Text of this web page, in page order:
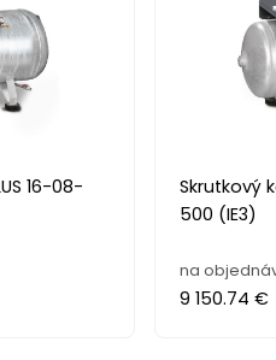
16-08-
Skrutkový
500 (IE3)
na
9 150.74 €